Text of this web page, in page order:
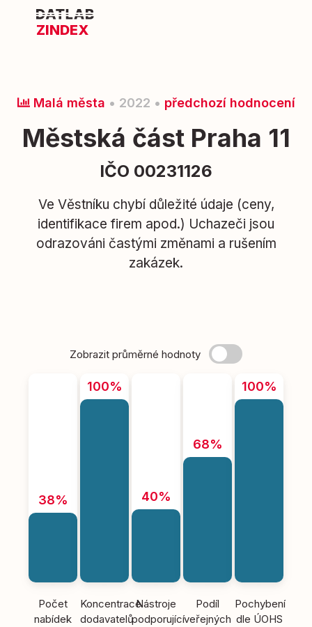
ZINDEX
Malá města • 2022 • předchozí hodnocení
Městská část Praha 11
IČO 00231126
Ve Věstníku chybí důležité údaje (ceny,
identifikace firem apod.) Uchazeči jsou
odrazováni častými změnami a rušením
zakázek.
Zobrazit průměrné hodnoty
38%
Počet
nabídek
100%
Koncentrace
dodavatelů
40%
Nástroje
podporující
68%
Podíl
veřejných
100%
Pochybení
dle ÚOHS